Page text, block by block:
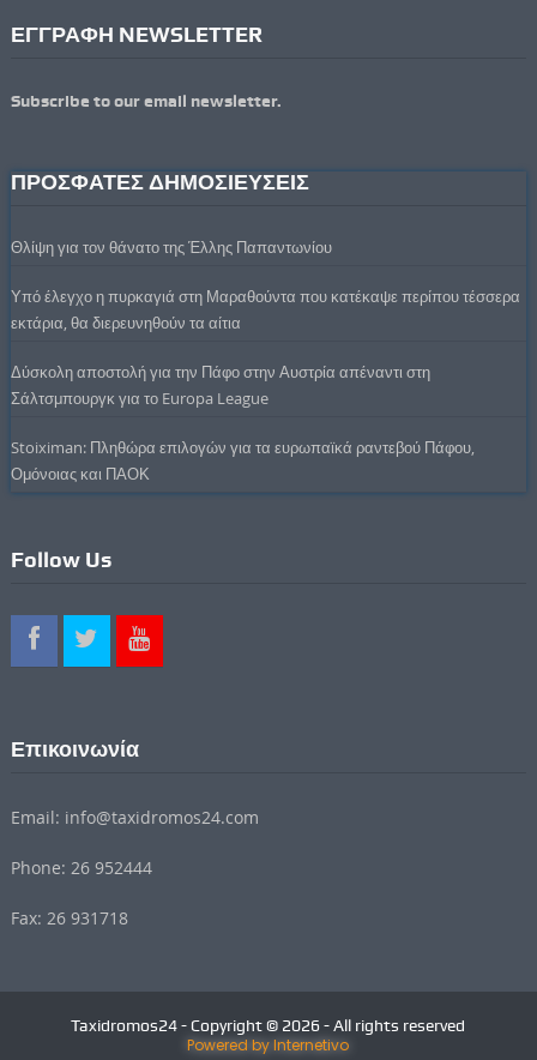
ΕΓΓΡΑΦΗ NEWSLETTER
Subscribe to our email newsletter.
ΠΡΟΣΦΑΤΕΣ ΔΗΜΟΣΙΕΥΣΕΙΣ
Θλίψη για τον θάνατο της Έλλης Παπαντωνίου
Υπό έλεγχο η πυρκαγιά στη Μαραθούντα που κατέκαψε περίπου τέσσερα
εκτάρια, θα διερευνηθούν τα αίτια
Δύσκολη αποστολή για την Πάφο στην Αυστρία απέναντι στη
Σάλτσμπουργκ για το Europa League
Stoiximan: Πληθώρα επιλογών για τα ευρωπαϊκά ραντεβού Πάφου,
Ομόνοιας και ΠΑΟΚ
Follow Us
Επικοινωνία
Email: info@taxidromos24.com
Phone: 26 952444
Fax: 26 931718
Taxidromos24 - Copyright © 2026 - All rights reserved
Powered by Internetivo